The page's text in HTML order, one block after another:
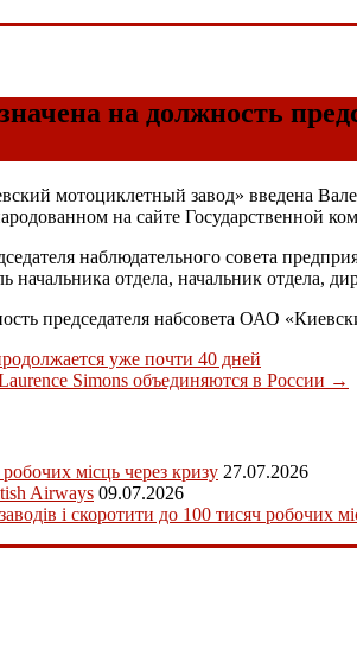
на должность
мотоциклетный завод» введена
на сайте
наблюдательного совета
начальника отдела, начальник отдела,
председателя набсовета ОАО
уже почти 40 дней
Simons объединяются в России →
місць через кризу 27.07.2026
Airways 09.07.2026
і скоротити до 100 тисяч робочих